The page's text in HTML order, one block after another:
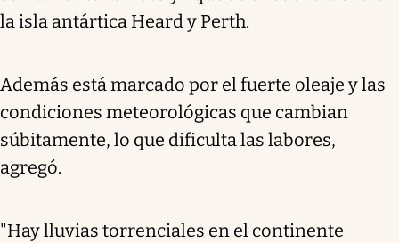
la isla antártica Heard y Perth.
Además está marcado por el fuerte oleaje y las
condiciones meteorológicas que cambian
súbitamente, lo que dificulta las labores,
agregó.
"Hay lluvias torrenciales en el continente